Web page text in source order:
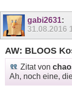
gabi2631:
31.08.2016
AW: BLOOS
Zitat von
Ah, noch eine,